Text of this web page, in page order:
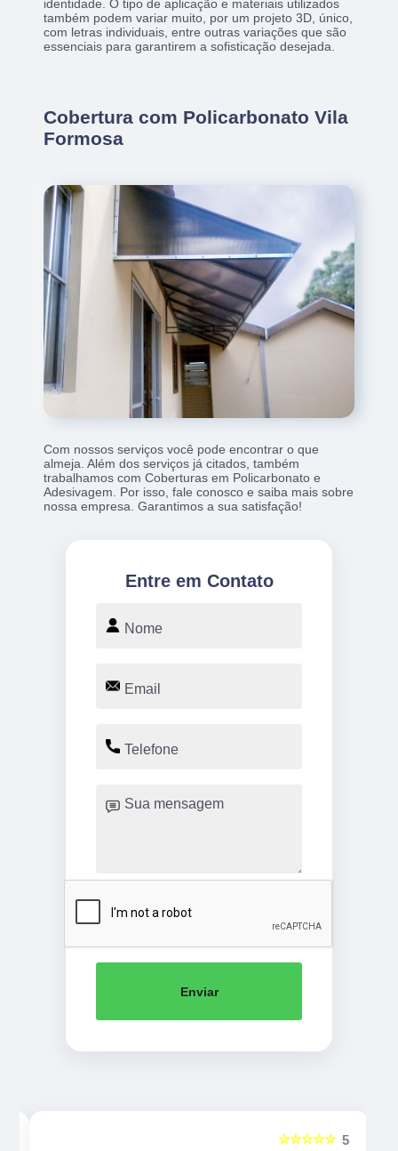
identidade. O tipo de aplicação e materiais utilizados
também podem variar muito, por um projeto 3D, único,
com letras individuais, entre outras variações que são
essenciais para garantirem a sofisticação desejada.
Cobertura com Policarbonato Vila
Formosa
Com nossos serviços você pode encontrar o que
almeja. Além dos serviços já citados, também
trabalhamos com Coberturas em Policarbonato e
Adesivagem. Por isso, fale conosco e saiba mais sobre
nossa empresa. Garantimos a sua satisfação!
Entre em Contato
Enviar
5
☆☆☆☆☆